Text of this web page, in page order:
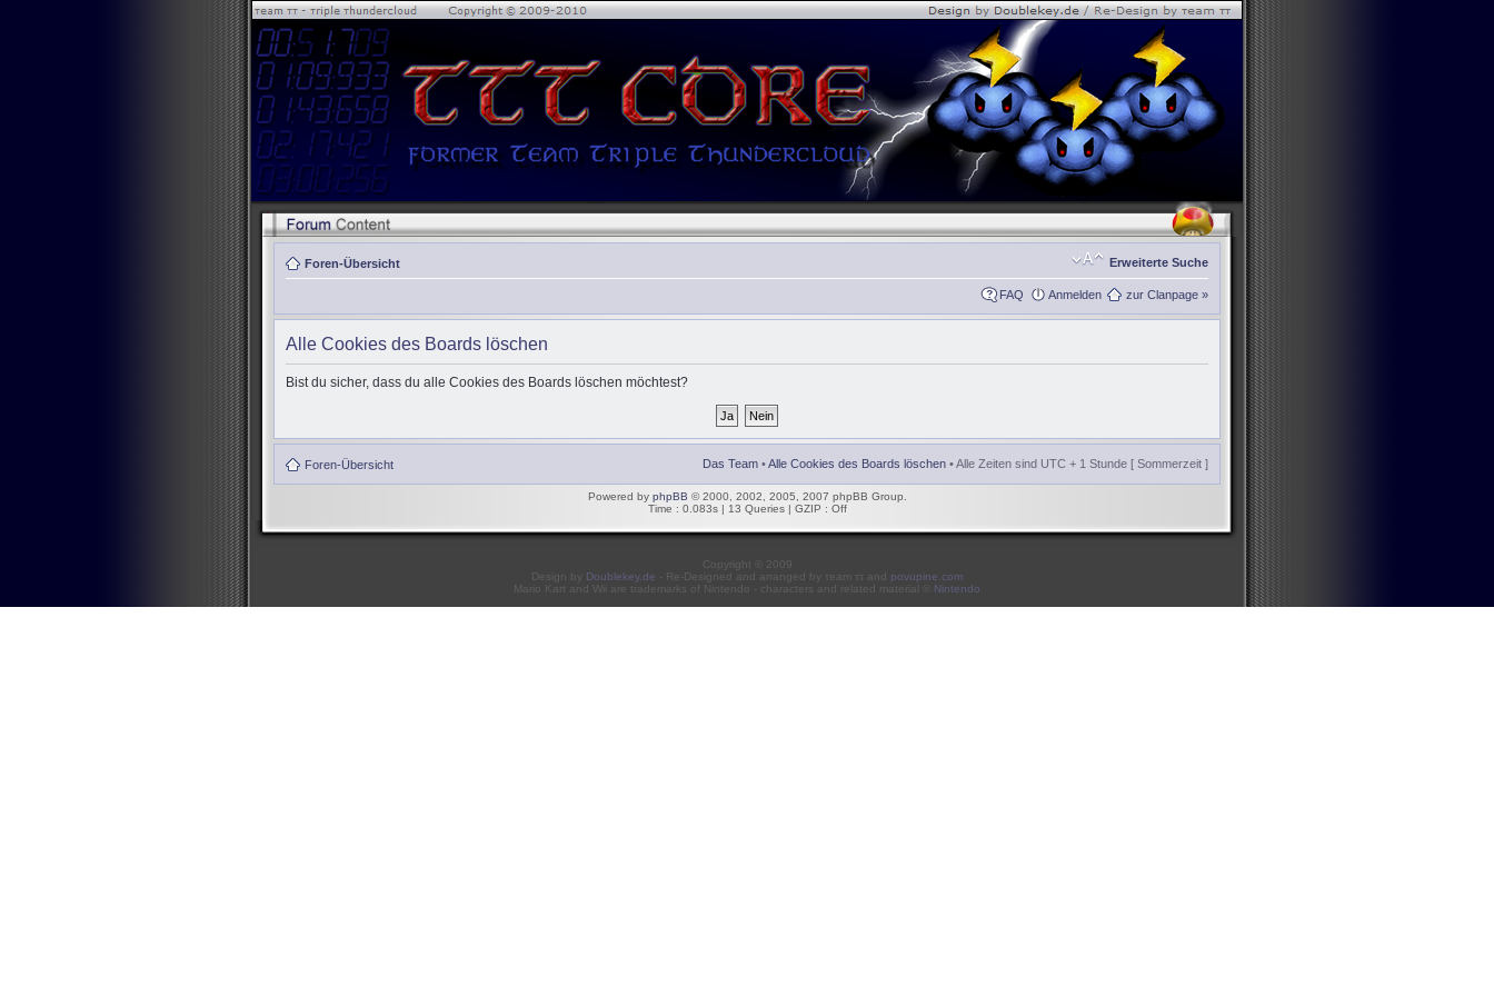
Foren-Übersicht Erweiterte Suche
FAQ Anmelden zur Clanpage »
Alle Cookies des Boards löschen
Bist du sicher, dass du alle Cookies des Boards löschen möchtest?
Foren-Übersicht Das Team •Alle Cookies des Boards löschen • Alle Zeiten sind UTC + 1 Stunde [ Sommerzeit ]
Powered by phpBB © 2000, 2002, 2005, 2007 phpBB Group.
Time : 0.083s | 13 Queries | GZIP : Off
Copyright © 2009
Design by Doublekey.de - Re-Designed and arranged by τeam ττ and povupine.com
Mario Kart and Wii are trademarks of Nintendo - characters and related material © Nintendo